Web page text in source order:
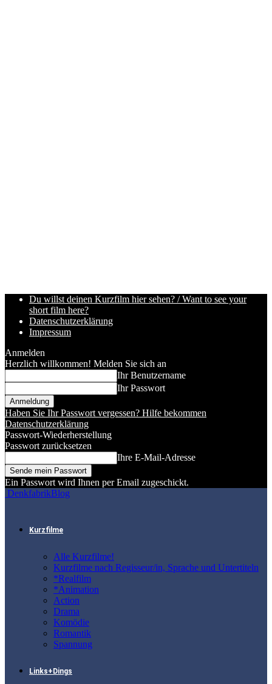
Du willst deinen Kurzfilm hier sehen? / Want to see your
short film here?
Datenschutzerklärung
Impressum
Anmelden
Herzlich willkommen! Melden Sie sich an
Ihr Benutzername
Ihr Passwort
Haben Sie Ihr Passwort vergessen? Hilfe bekommen
Datenschutzerklärung
Passwort-Wiederherstellung
Passwort zurücksetzen
Ihre E-Mail-Adresse
Ein Passwort wird Ihnen per Email zugeschickt.
DenkfabrikBlog
Kurzfilme
Alle Kurzfilme!
Kurzfilme nach Regisseur/in, Sprache und Untertiteln
*Realfilm
*Animation
Action
Drama
Komödie
Romantik
Spannung
Links+Dings